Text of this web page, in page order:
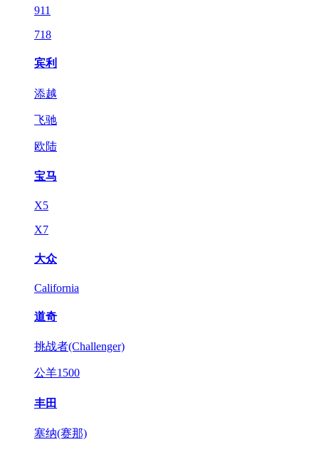
911
718
宾利
添越
飞驰
欧陆
宝马
X5
X7
大众
California
道奇
挑战者(Challenger)
公羊1500
丰田
塞纳(赛那)